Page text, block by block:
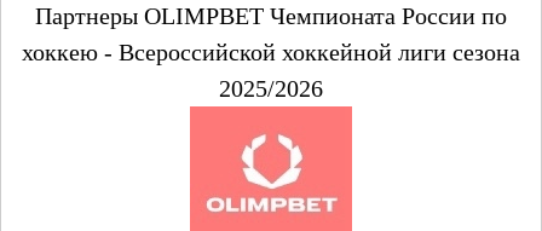
Партнеры OLIMPBET Чемпионата России по
хоккею - Всероссийской хоккейной лиги сезона
2025/2026